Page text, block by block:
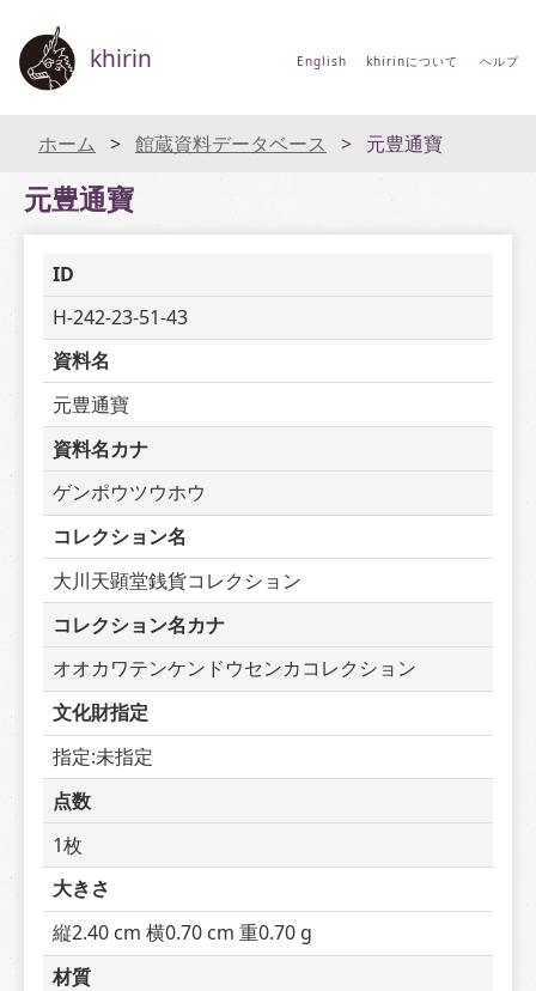
khirin English khirinについて ヘルプ
ホーム 館蔵資料データベース 元豊通寶
元豊通寶
ID
H-242-23-51-43
資料名
元豊通寶
資料名カナ
ゲンポウツウホウ
コレクション名
大川天顕堂銭貨コレクション
コレクション名カナ
オオカワテンケンドウセンカコレクション
文化財指定
指定:未指定
点数
1枚
大きさ
縦2.40 cm 横0.70 cm 重0.70 g
材質